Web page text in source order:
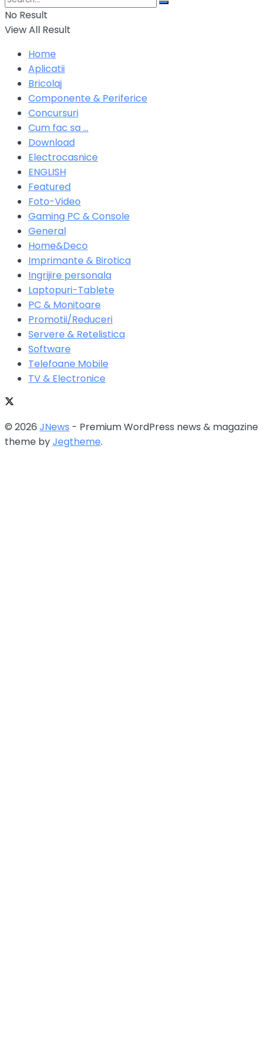
No Result
View All Result
Home
Aplicatii
Bricolaj
Componente & Periferice
Concursuri
Cum fac sa …
Download
Electrocasnice
ENGLISH
Featured
Foto-Video
Gaming PC & Console
General
Home&Deco
Imprimante & Birotica
Ingrijire personala
Laptopuri-Tablete
PC & Monitoare
Promotii/Reduceri
Servere & Retelistica
Software
Telefoane Mobile
TV & Electronice
© 2026 JNews - Premium WordPress news & magazine
theme byJegtheme.